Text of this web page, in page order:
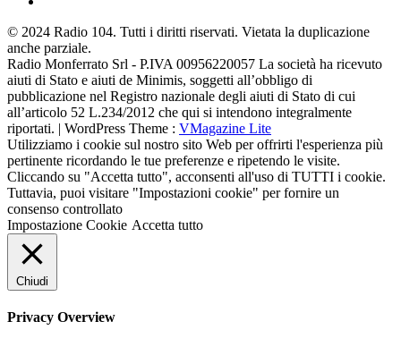
© 2024 Radio 104. Tutti i diritti riservati. Vietata la duplicazione
anche parziale.
Radio Monferrato Srl - P.IVA 00956220057 La società ha ricevuto
aiuti di Stato e aiuti de Minimis, soggetti all’obbligo di
pubblicazione nel Registro nazionale degli aiuti di Stato di cui
all’articolo 52 L.234/2012 che qui si intendono integralmente
riportati. | WordPress Theme : VMagazine Lite
Utilizziamo i cookie sul nostro sito Web per offrirti l'esperienza più
pertinente ricordando le tue preferenze e ripetendo le visite.
Cliccando su "Accetta tutto", acconsenti all'uso di TUTTI i cookie.
Tuttavia, puoi visitare "Impostazioni cookie" per fornire un
consenso controllato
Impostazione Cookie Accetta tutto
Chiudi
Privacy Overview